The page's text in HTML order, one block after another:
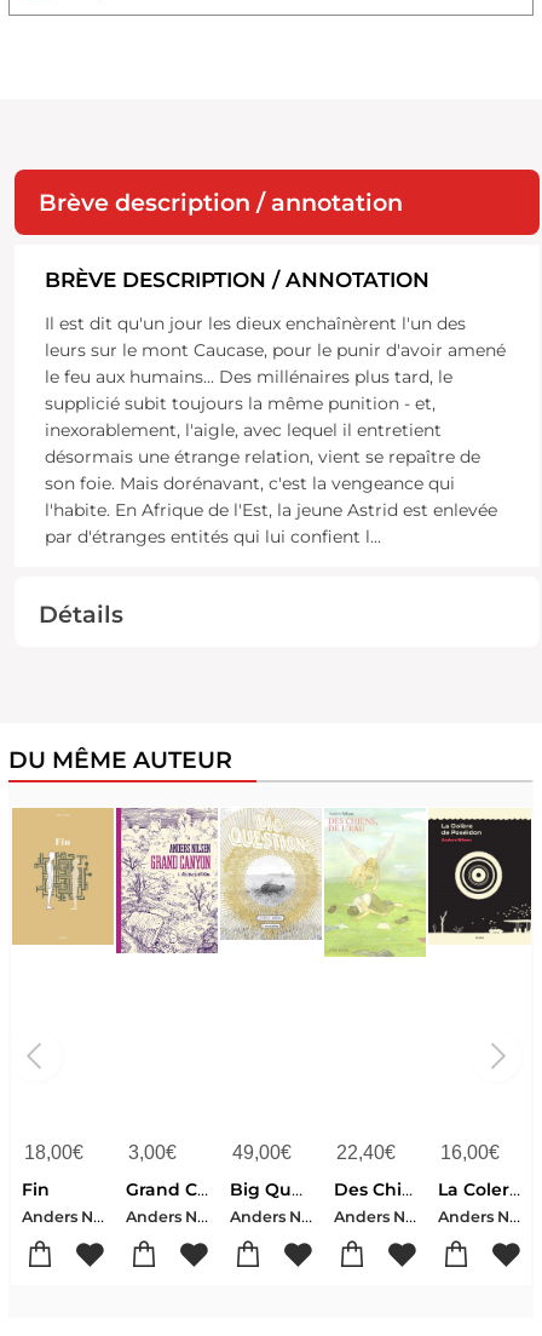
Brève description / annotation
BRÈVE DESCRIPTION / ANNOTATION
Il est dit qu'un jour les dieux enchaînèrent l'un des
leurs sur le mont Caucase, pour le punir d'avoir amené
le feu aux humains... Des millénaires plus tard, le
supplicié subit toujours la même punition - et,
inexorablement, l'aigle, avec lequel il entretient
désormais une étrange relation, vient se repaître de
son foie. Mais dorénavant, c'est la vengeance qui
l'habite. En Afrique de l'Est, la jeune Astrid est enlevée
par d'étranges entités qui lui confient l...
Détails
DU MÊME AUTEUR
18,00€
Fin
Anders Nilsen
3,00€
Grand Canyon
Anders Nilsen
49,00€
Big Questions
Anders Nilsen
22,40€
Des Chiens, De L'eau
Anders Nilsen
16,00€
La Colere De Poseidon
Anders Nilsen